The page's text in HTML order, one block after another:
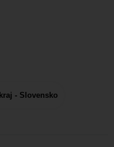
- Slovensko